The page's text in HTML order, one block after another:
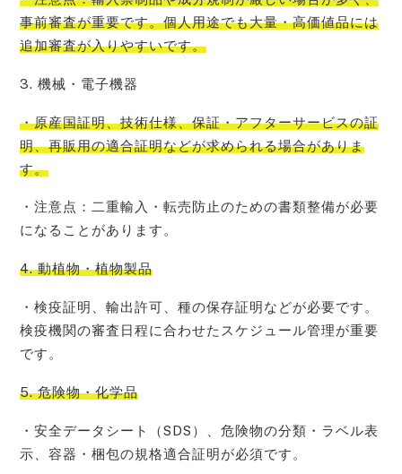
事前審査が重要です。個人用途でも大量・高価値品には
追加審査が入りやすいです。
3. 機械・電子機器
・原産国証明、技術仕様、保証・アフターサービスの証
明、再販用の適合証明などが求められる場合がありま
す。
・注意点：二重輸入・転売防止のための書類整備が必要
になることがあります。
4. 動植物・植物製品
・検疫証明、輸出許可、種の保存証明などが必要です。
検疫機関の審査日程に合わせたスケジュール管理が重要
です。
5. 危険物・化学品
・安全データシート（SDS）、危険物の分類・ラベル表
示、容器・梱包の規格適合証明が必須です。